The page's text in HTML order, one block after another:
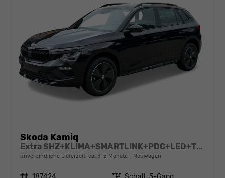
Skoda Kamiq
Extra SHZ+KLIMA+SMARTLINK+PDC+LED+TEMPOMAT
unverbindliche Lieferzeit: ca. 3-5 Monate Neuwagen